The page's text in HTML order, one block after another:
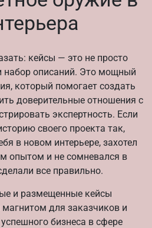
кейсы — это не просто
набор описаний. Это мощный
который помогает создать
доверительные отношения с
экспертность. Если
своего проекта так,
в новом интерьере, захотел
опытом и не сомневался в
все правильно.
и размещенные кейсы
для заказчиков и
бизнеса в сфере